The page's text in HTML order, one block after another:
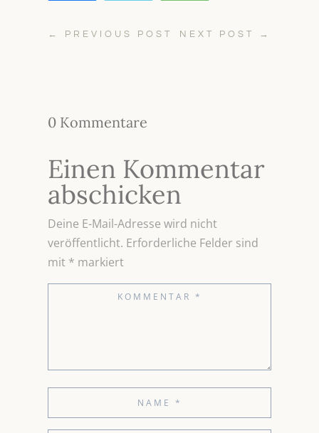
← PREVIOUS POST NEXT POST →
0 Kommentare
Einen Kommentar
abschicken
Deine E-Mail-Adresse wird nicht
veröffentlicht. Erforderliche Felder sind
mit * markiert